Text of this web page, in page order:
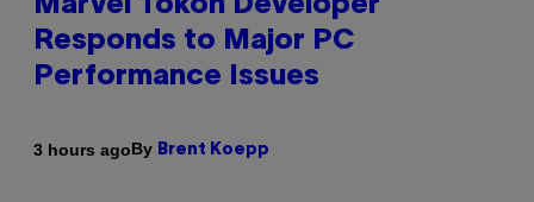
Marvel Tokon Developer
Responds to Major PC
Performance Issues
3 hours agoBy Brent Koepp